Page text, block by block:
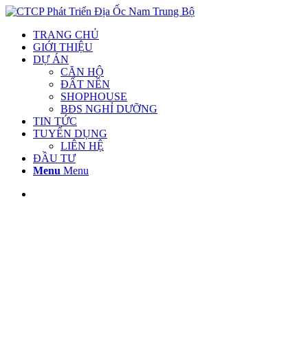
TRANG CHỦ
GIỚI THIỆU
DỰ ÁN
CĂN HỘ
ĐẤT NỀN
SHOPHOUSE
BĐS NGHỈ DƯỠNG
TIN TỨC
TUYỂN DỤNG
LIÊN HỆ
ĐẦU TƯ
Menu Menu